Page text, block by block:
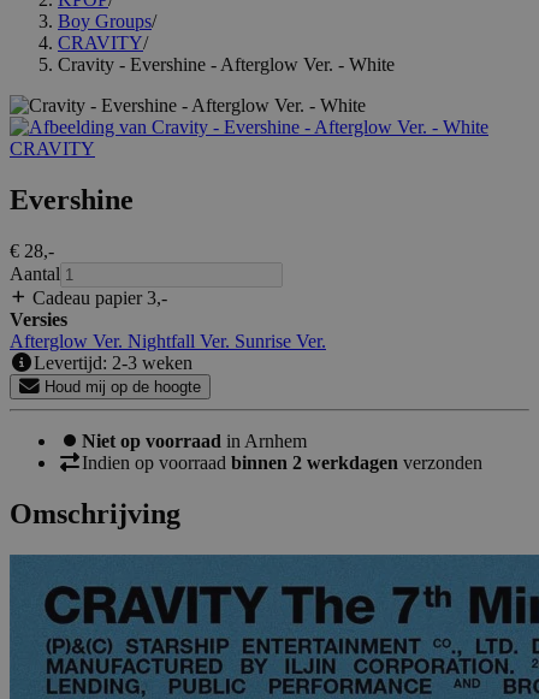
Boy Groups/
CRAVITY/
Cravity - Evershine - Afterglow Ver. - White
CRAVITY
Evershine
€ 28,-
Aantal
Cadeau papier 3,-
Versies
Afterglow Ver. Nightfall Ver. Sunrise Ver.
Levertijd: 2-3 weken
Houd mij op de hoogte
Niet op voorraad in Arnhem
Indien op voorraad binnen 2 werkdagen verzonden
Omschrijving